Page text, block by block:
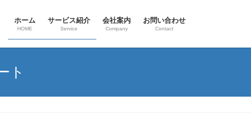
ホーム
HOME
サービス紹介
Service
会社案内
Company
お問い合わせ
Contact
ト